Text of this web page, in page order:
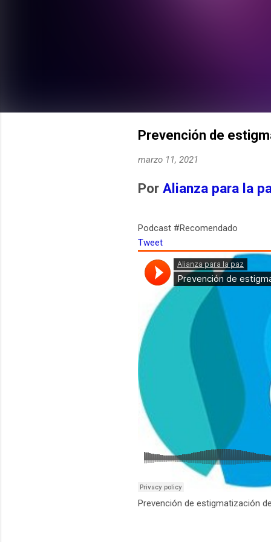
Prevención de
marzo 11, 2021
Por Alianza para la
Podcast #Recomendado
Tweet
Prevención de estigmatización